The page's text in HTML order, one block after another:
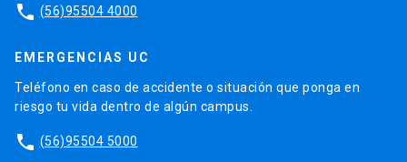
phone (56)95504 4000
EMERGENCIAS UC
Teléfono en caso de accidente o situación que ponga en
riesgo tu vida dentro de algún campus.
phone (56)95504 5000